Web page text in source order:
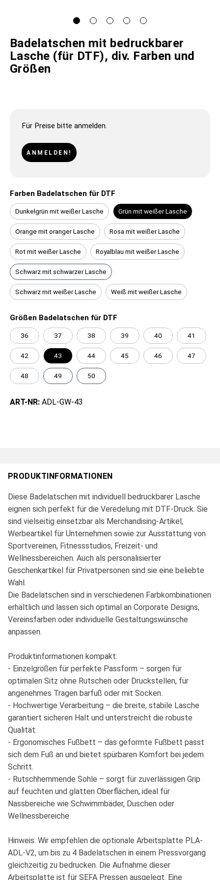
Badelatschen mit bedruckbarer
Lasche (für DTF), div. Farben und
Größen
Für Preise bitte anmelden.
ANMELDEN!
Farben Badelatschen für DTF
Dunkelgrün mit weißer Lasche Grün mit weißer Lasche
Orange mit oranger Lasche Rosa mit weißer Lasche
Rot mit weißer Lasche Royalblau mit weißer Lasche
Schwarz mit schwarzer Lasche
Schwarz mit weißer Lasche Weiß mit weißer Lasche
Größen Badelatschen für DTF
36 37 38 39 40 41
42 43 44 45 46 47
48 49 50
ART-NR: ADL-GW-43
PRODUKTINFORMATIONEN
Diese Badelatschen mit individuell bedruckbarer Lasche
eignen sich perfekt für die Veredelung mit DTF-Druck. Sie
sind vielseitig einsetzbar als Merchandising-Artikel,
Werbeartikel für Unternehmen sowie zur Ausstattung von
Sportvereinen, Fitnessstudios, Freizeit- und
Wellnessbereichen. Auch als personalisierter
Geschenkartikel für Privatpersonen sind sie eine beliebte
Wahl.
Die Badelatschen sind in verschiedenen Farbkombinationen
erhältlich und lassen sich optimal an Corporate Designs,
Vereinsfarben oder individuelle Gestaltungswünsche
anpassen.
Produktinformationen kompakt:
- Einzelgrößen für perfekte Passform – sorgen für
optimalen Sitz ohne Rutschen oder Druckstellen, für
angenehmes Tragen barfuß oder mit Socken.
- Hochwertige Verarbeitung – die breite, stabile Lasche
garantiert sicheren Halt und unterstreicht die robuste
Qualität.
- Ergonomisches Fußbett – das geformte Fußbett passt
sich dem Fuß an und bietet spürbaren Komfort bei jedem
Schritt.
- Rutschhemmende Sohle – sorgt für zuverlässigen Grip
auf feuchten und glatten Oberflächen, ideal für
Nassbereiche wie Schwimmbäder, Duschen oder
Wellnessbereiche
Hinweis: Wir empfehlen die optionale Arbeitsplatte PLA-
ADL-V2, um bis zu 4 Badelatschen in einem Pressvorgang
gleichzeitig zu bedrucken. Die Aufnahme dieser
Arbeitsplatte ist für SEFA Pressen ausgelegt. Eine